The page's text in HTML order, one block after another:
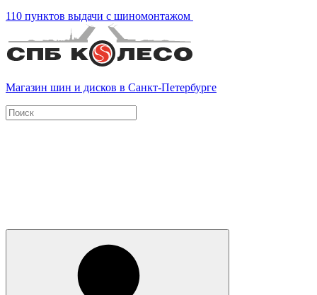
110 пунктов выдачи с шиномонтажом
Магазин шин и дисков в Санкт-Петербурге